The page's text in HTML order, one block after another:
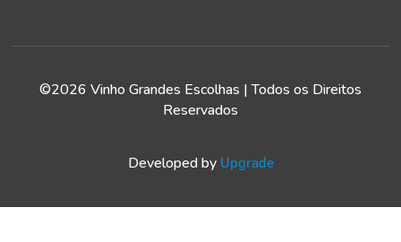
©2026 Vinho Grandes Escolhas | Todos os Direitos
Reservados
Developed by Upgrade